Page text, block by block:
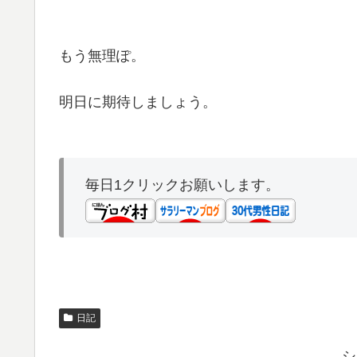
もう無理ぽ。
明日に期待しましょう。
毎日1クリックお願いします。
日記